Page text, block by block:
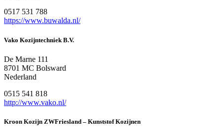
0517 531 788
https://www.buwalda.nl/
Vako Kozijntechniek B.V.
De Marne 111
8701 MC Bolsward
Nederland
0515 541 818
http://www.vako.nl/
Kroon Kozijn ZWFriesland – Kunststof Kozijnen